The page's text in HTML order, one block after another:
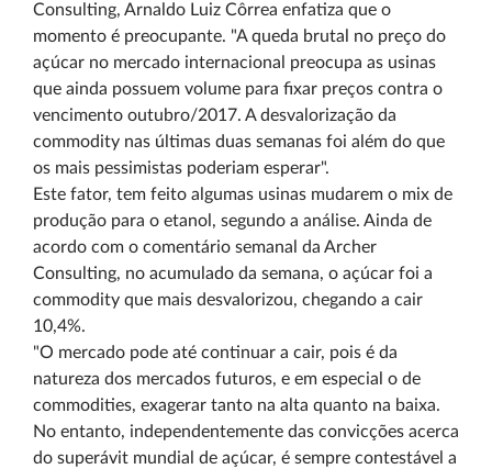
Consulting, Arnaldo Luiz Côrrea enfatiza que o
momento é preocupante. "A queda brutal no preço do
açúcar no mercado internacional preocupa as usinas
que ainda possuem volume para fixar preços contra o
vencimento outubro/2017. A desvalorização da
commodity nas últimas duas semanas foi além do que
os mais pessimistas poderiam esperar".
Este fator, tem feito algumas usinas mudarem o mix de
produção para o etanol, segundo a análise. Ainda de
acordo com o comentário semanal da Archer
Consulting, no acumulado da semana, o açúcar foi a
commodity que mais desvalorizou, chegando a cair
10,4%.
"O mercado pode até continuar a cair, pois é da
natureza dos mercados futuros, e em especial o de
commodities, exagerar tanto na alta quanto na baixa.
No entanto, independentemente das convicções acerca
do superávit mundial de açúcar, é sempre contestável a